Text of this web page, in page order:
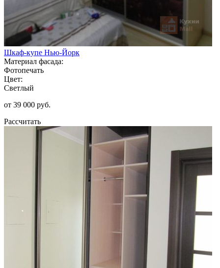
Шкаф-купе Нью-Йорк
Материал фасада:
Фотопечать
Цвет:
Светлый
от 39 000 руб.
Рассчитать